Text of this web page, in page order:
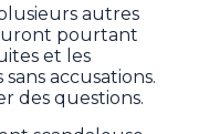
autres
pourtant
et les
accusations.
des questions.